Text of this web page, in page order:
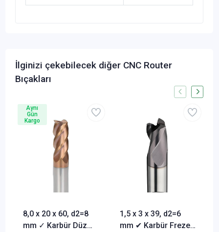
İlginizi çekebilecek diğer CNC Router
Bıçakları
8,0 x 20 x 60, d2=8
mm ✓ Karbür Düz
Aynı
Gün
Kargo
1,5 x 3 x 39, d2=6
mm ✔ Karbür Freze